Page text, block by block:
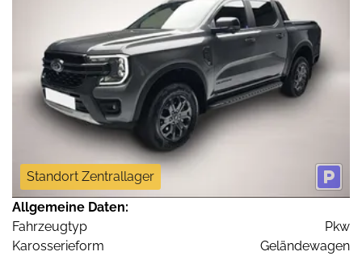
Standort Zentrallager
Allgemeine Daten:
Fahrzeugtyp
Pkw
Karosserieform
Geländewagen